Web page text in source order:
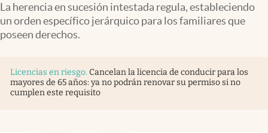
La herencia en sucesión intestada regula, estableciendo
un orden específico jerárquico para los familiares que
poseen derechos.
Licencias en riesgo. Cancelan la licencia de conducir para los
mayores de 65 años: ya no podrán renovar su permiso si no
cumplen este requisito